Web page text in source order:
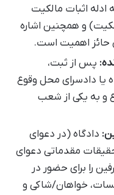
اثبات مالکیت
و همچنین اشاره
حائز اهمیت است.
پس از ثبت،
یا دادسرای محل وقوع
و به یکی از شعب
دادگاه (در دعوای
مقدماتی دعوای
را برای حضور در
خواهان/شاکی و